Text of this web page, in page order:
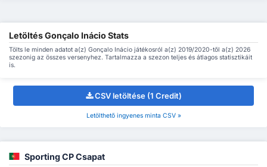
Letöltés Gonçalo Inácio Stats
Tölts le minden adatot a(z) Gonçalo Inácio játékosról a(z) 2019/2020-től a(z) 2026
szezonig az összes versenyhez. Tartalmazza a szezon teljes és átlagos statisztikáit
is.
CSV letöltése (1 Credit)
Letölthető ingyenes minta CSV »
Sporting CP Csapat